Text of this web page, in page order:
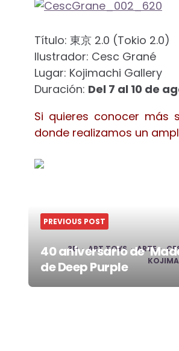
Título: 東京 2.0 (Tokio 2.0)
Ilustrador: Cesc Grané
Lugar: Kojimachi Gallery
Duración: Del 7 al 10 de
Si quieres conocer más
donde realizamos un
3D ART TOYS ARTE
Post
PREVIOUS POST
40 aniversario de
de Deep Purple